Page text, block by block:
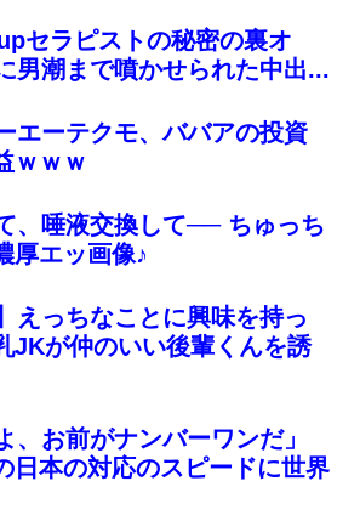
セラピストの秘密の裏オ
男潮まで噴かせられた中出...
エーテクモ、ババアの投資
ｗｗｗ
、唾液交換して── ちゅっち
厚エッ画像♪
えっちなことに興味を持っ
JKが仲のいい後輩くんを誘
、お前がナンバーワンだ」
日本の対応のスピードに世界